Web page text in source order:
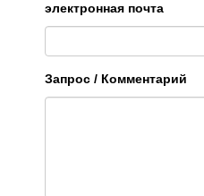
электронная почта
Запрос / Комментарий